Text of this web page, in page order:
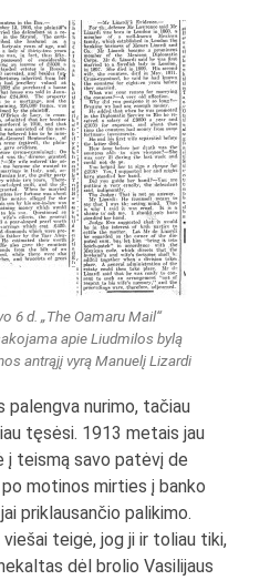
6 d. „The Oamaru Mail“
apie Liudmilos bylą
antrąjį vyrą Manuelį Lizardi
palengva nurimo, tačiau
tęsėsi. 1913 metais jau
į teismą savo patėvį de
motinos mirties į banko
priklausančio palikimo.
teigė, jog ji ir toliau tiki,
dėl brolio Vasilijaus